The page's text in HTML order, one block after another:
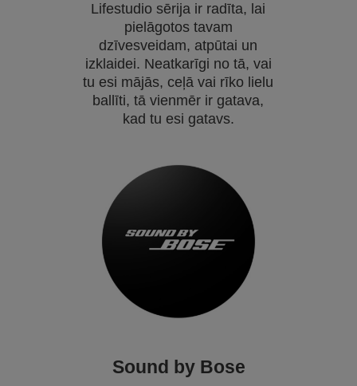
Lifestudio sērija ir radīta, lai
pielāgotos tavam
dzīvesveidam, atpūtai un
izklaidei. Neatkarīgi no tā, vai
tu esi mājās, ceļā vai rīko lielu
ballīti, tā vienmēr ir gatava,
kad tu esi gatavs.
Sound by Bose